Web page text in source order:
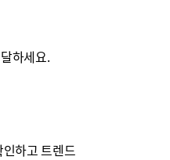
하세요.
하고 트렌드